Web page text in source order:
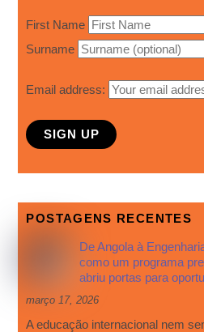
First Name
Surname
Email address:
POSTAGENS RECENTES
De Angola à
como um programa
abriu portas para
março 17, 2026
A educação internacional nem